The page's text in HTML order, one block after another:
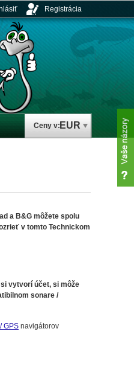
Ceny v: EUR
Registrácia
a B&G môžete spolu
v tomto Technickom
vytvorí účet, si môže
sonare /
GPS navigátorov